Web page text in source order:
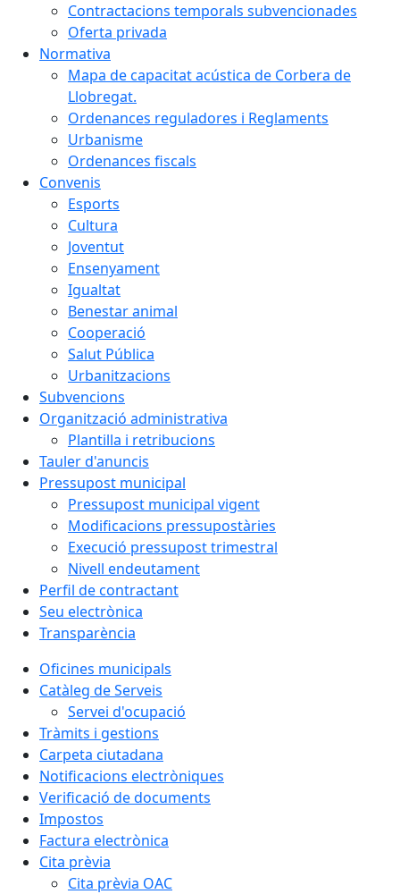
Contractacions temporals subvencionades
Oferta privada
Normativa
Mapa de capacitat acústica de Corbera de
Llobregat.
Ordenances reguladores i Reglaments
Urbanisme
Ordenances fiscals
Convenis
Esports
Cultura
Joventut
Ensenyament
Igualtat
Benestar animal
Cooperació
Salut Pública
Urbanitzacions
Subvencions
Organització administrativa
Plantilla i retribucions
Tauler d'anuncis
Pressupost municipal
Pressupost municipal vigent
Modificacions pressupostàries
Execució pressupost trimestral
Nivell endeutament
Perfil de contractant
Seu electrònica
Transparència
Oficines municipals
Catàleg de Serveis
Servei d'ocupació
Tràmits i gestions
Carpeta ciutadana
Notificacions electròniques
Verificació de documents
Impostos
Factura electrònica
Cita prèvia
Cita prèvia OAC